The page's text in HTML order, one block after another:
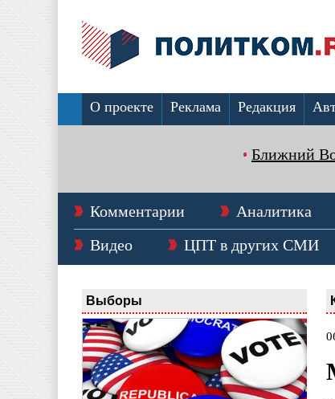
О проекте Реклама Редакция
Ближний
Комментарии Аналитика
Видео
ЦПТ в других СМИ
Выборы